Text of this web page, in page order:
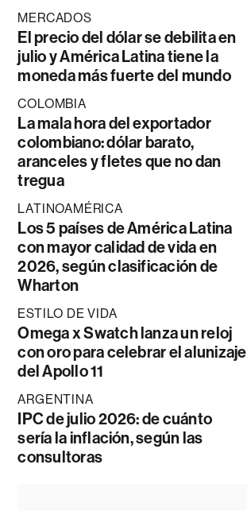
MERCADOS
El precio del dólar se debilita en
julio y América Latina tiene la
moneda más fuerte del mundo
COLOMBIA
La mala hora del exportador
colombiano: dólar barato,
aranceles y fletes que no dan
tregua
LATINOAMÉRICA
Los 5 países de América Latina
con mayor calidad de vida en
2026, según clasificación de
Wharton
ESTILO DE VIDA
Omega x Swatch lanza un reloj
con oro para celebrar el alunizaje
del Apollo 11
ARGENTINA
IPC de julio 2026: de cuánto
sería la inflación, según las
consultoras